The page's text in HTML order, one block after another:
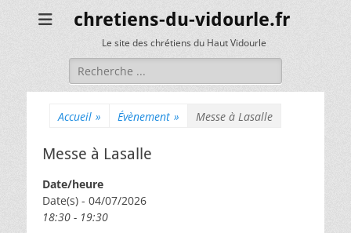
chretiens-du-vidourle.fr
Le site des chrétiens du Haut Vidourle
Rechercher :
Accueil » Évènement » Messe à Lasalle
Messe à Lasalle
Date/heure
Date(s) - 04/07/2026
18:30 - 19:30